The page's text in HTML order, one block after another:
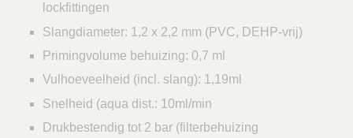
lockfittingen
Slangdiameter: 1,2 x 2,2 mm (PVC, DEHP-vrij)
Primingvolume behuizing: 0,7 ml
Vulhoeveelheid (incl. slang): 1,19ml
Snelheid (aqua dist.: 10ml/min
Drukbestendig tot 2 bar (filterbehuizing